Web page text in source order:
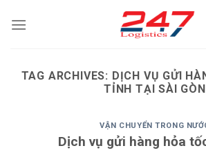
TAG ARCHIVES: DỊCH VỤ GỬI
TỈNH TẠI SÀI GÒN
VẬN CHUYỂN TRONG
Dịch vụ gửi hàng hỏa